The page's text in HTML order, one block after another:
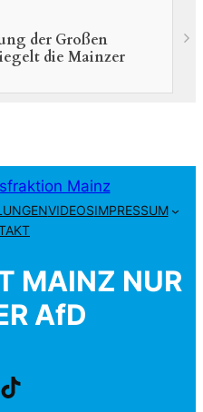
der Großen
die Mainzer
VIDEOSIMPRESSUM
MAINZ NUR
AfD
Mainz
TikTok